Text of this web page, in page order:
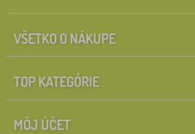
VŠETKO O NÁKUPE
TOP KATEGÓRIE
MÔJ ÚČET